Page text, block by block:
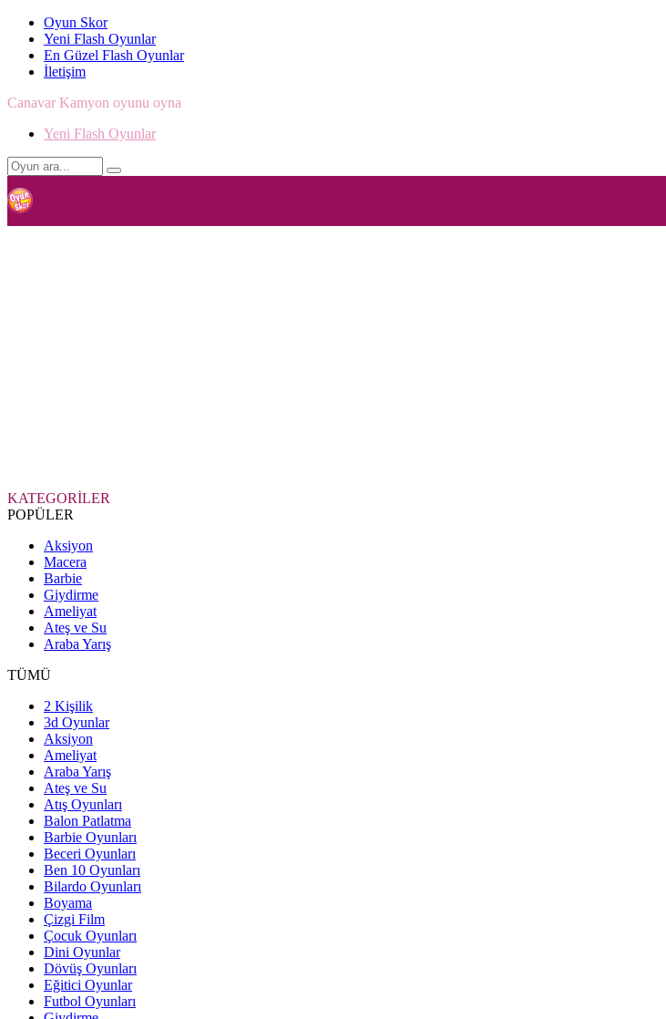
Oyun Skor
Yeni Flash Oyunlar
En Güzel Flash Oyunlar
İletişim
Canavar Kamyon oyunu oyna
Yeni Flash Oyunlar
KATEGORİLER
POPÜLER
Aksiyon
Macera
Barbie
Giydirme
Ameliyat
Ateş ve Su
Araba Yarış
TÜMÜ
2 Kişilik
3d Oyunlar
Aksiyon
Ameliyat
Araba Yarış
Ateş ve Su
Atış Oyunları
Balon Patlatma
Barbie Oyunları
Beceri Oyunları
Ben 10 Oyunları
Bilardo Oyunları
Boyama
Çizgi Film
Çocuk Oyunları
Dini Oyunlar
Dövüş Oyunları
Eğitici Oyunlar
Futbol Oyunları